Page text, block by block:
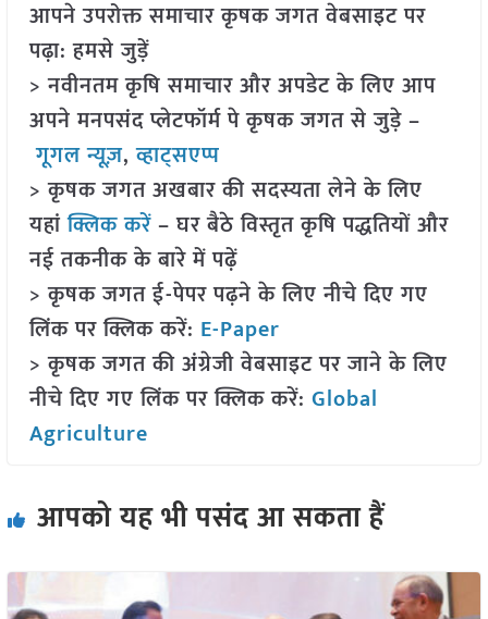
आपने उपरोक्त समाचार कृषक जगत वेबसाइट पर
पढ़ा: हमसे जुड़ें
> नवीनतम कृषि समाचार और अपडेट के लिए आप
अपने मनपसंद प्लेटफॉर्म पे कृषक जगत से जुड़े –
गूगल न्यूज़,व्हाट्सएप्प
> कृषक जगत अखबार की सदस्यता लेने के लिए
यहांक्लिक करें– घर बैठे विस्तृत कृषि पद्धतियों और
नई तकनीक के बारे में पढ़ें
> कृषक जगत ई-पेपर पढ़ने के लिए नीचे दिए गए
लिंक पर क्लिक करें: E-Paper
> कृषक जगत की अंग्रेजी वेबसाइट पर जाने के लिए
नीचे दिए गए लिंक पर क्लिक करें: Global
Agriculture
आपको यह भी पसंद आ सकता हैं